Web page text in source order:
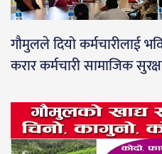
गौमुलले दियो कर्मचारीलाई
करार कर्मचारी सामाजिक